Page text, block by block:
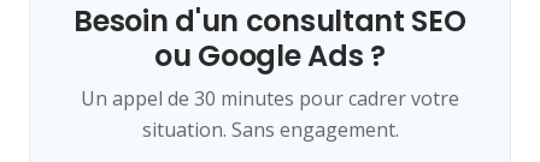
Besoin d'un consultant SEO
ou Google Ads ?
Un appel de 30 minutes pour cadrer votre
situation. Sans engagement.